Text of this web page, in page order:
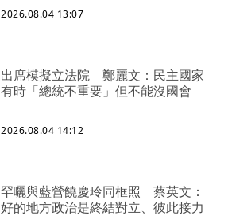
2026.08.04 13:07
出席模擬立法院 鄭麗文：民主國家
有時「總統不重要」但不能沒國會
2026.08.04 14:12
罕曬與藍營饒慶玲同框照 蔡英文：
好的地方政治是終結對立、彼此接力